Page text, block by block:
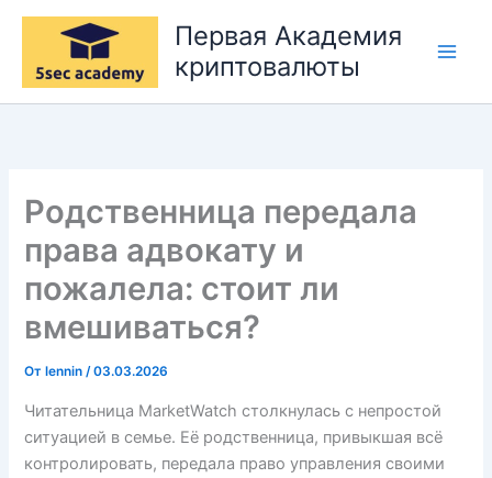
Перейти
содержимому
Первая Академия
криптовалюты
Родственница передала
права адвокату и
пожалела: стоит ли
вмешиваться?
От lennin/03.03.2026
Читательница MarketWatch столкнулась с непростой
ситуацией в семье. Её родственница, привыкшая всё
контролировать, передала право управления своими